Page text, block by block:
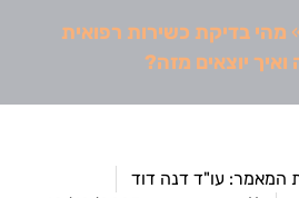
מהי בדיקת כשירות רפואית
ואיך יוצאים מזה?
המאמר:עו"ד דנה דוד